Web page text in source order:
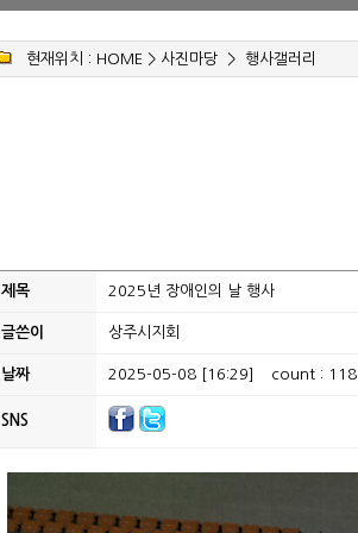
현재위치 : HOME > 사진마당> 행사갤러리
제목 2025년 장애인의 날 행사
글쓴이 상주시지회
날짜 2025-05-08 [16:29] count :
SNS